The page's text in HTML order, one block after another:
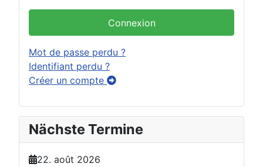
Connexion
Mot de passe perdu ?
Identifiant perdu ?
Créer un compte
Nächste Termine
22. août 2026